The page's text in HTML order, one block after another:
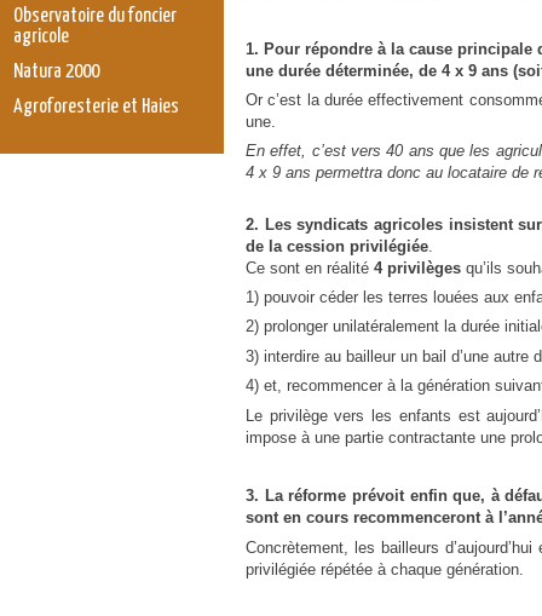
1. Pour répondre à la cause
une durée déterminée, de 4 x 9 ans
Or c’est la durée effectivement
une.
En effet, c’est vers 40 ans que les
4 x 9 ans permettra donc au locataire de
2. Les syndicats agricoles insistent
de la cession privilégiée
Ce sont en réalité 4 privilèges qu’ils
1) pouvoir céder les terres louées aux
2) prolonger unilatéralement la durée
3) interdire au bailleur un bail d’une autre
4) et, recommencer à la génération
Le privilège vers les enfants est
impose à une partie contractante une
3. La réforme prévoit enfin que, à
sont en cours recommenceront à
Concrètement, les bailleurs
privilégiée répétée à chaque génération.
Observatoire du foncier
agricole
Natura 2000
Agroforesterie et Haies